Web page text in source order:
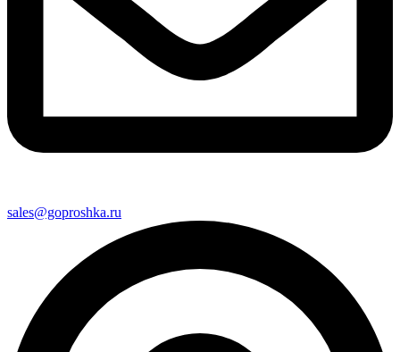
sales@goproshka.ru